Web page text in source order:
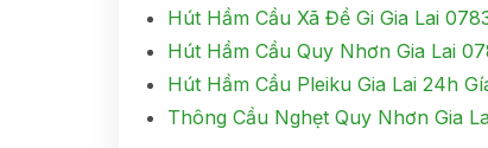
Hút Hầm Cầu Xã Đề Gi Gia Lai
Hút Hầm Cầu Quy Nhơn Gia Lai
Hút Hầm Cầu Pleiku Gia Lai 24h
Thông Cầu Nghẹt Quy Nhơn Gia